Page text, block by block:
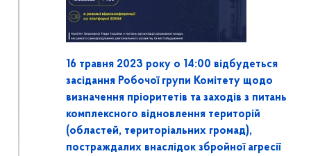
16 травня 2023 року о 14:00 відбудеться
засідання Робочої групи Комітету щодо
визначення пріоритетів та заходів з питань
комплексного відновлення територій
(областей, територіальних громад),
постраждалих внаслідок збройної агресії